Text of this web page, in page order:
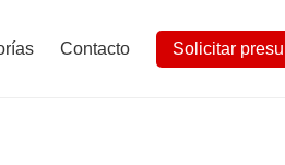
Contacto Solicitar